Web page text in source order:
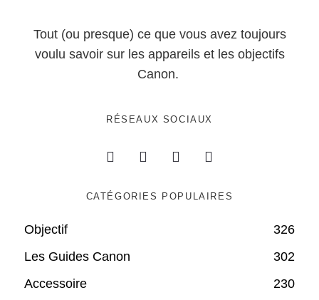
Tout (ou presque) ce que vous avez toujours
voulu savoir sur les appareils et les objectifs
Canon.
RÉSEAUX SOCIAUX
CATÉGORIES POPULAIRES
Objectif
326
Les Guides Canon
302
Accessoire
230